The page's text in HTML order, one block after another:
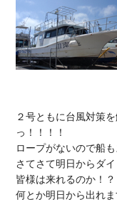
２号ともに台風対策
っ！！！！
ロープがないので船
さてさて明日からダ
皆様は来れるのか！？
何とか明日から出れ